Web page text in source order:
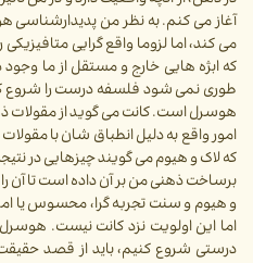
آغاز می کنم. به نظر من پدیدارشناسی
می کند، اما لزوما واقع گرایی
که ابژه هایی خارج و مستقل از ما
طوری نمی شود فلسفه درست را شروع
هوسرل است. کانت می گوید از مقولات
امور واقع به دلیل انطباق شان با
که لاک و هیوم می گویند چیزهایی در
برساخت ذهنی من بر آن داده است تا آن را
و هیوم و سنت تجربه گرا، محسوس یا
اما این اولویت نزد کانت نیست.
درستی شروع کنیم، باید از قصد